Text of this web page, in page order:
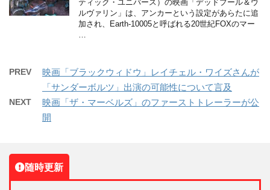
ティック・ユニバース）の映画「デッドプール＆ウ
ルヴァリン」は、アンカーという設定があらたに追
加され、Earth-10005と呼ばれる20世紀FOXのマー
PREV
映画「ブラックウィドウ」レイチェル・ワイズさんが
「サンダーボルツ」出演の可能性について言及
NEXT
映画「ザ・マーベルズ」のファーストトレーラーが公
開
随時更新